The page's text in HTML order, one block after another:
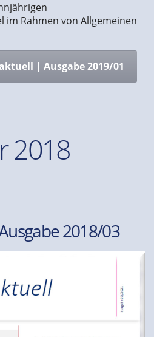
im Rahmen von Allgemeinen
| Ausgabe 2019/01
2018
2018/03